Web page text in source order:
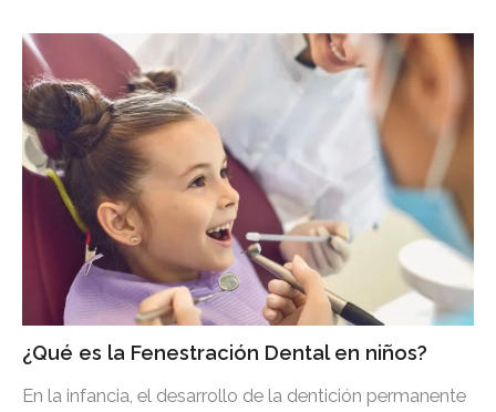
¿Qué es la Fenestración Dental en niños?
En la infancia, el desarrollo de la dentición permanente